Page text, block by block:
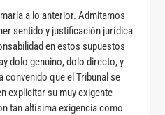
a lo anterior. Admitamos
sentido y justificación jurídica
en estos supuestos
dolo genuino, dolo directo, y
convenido que el Tribunal se
explicitar su muy exigente
tan altísima exigencia como